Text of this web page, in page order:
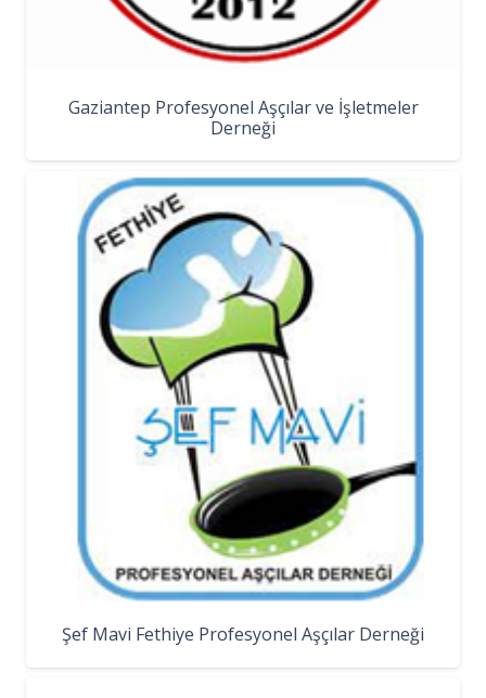
Gaziantep Profesyonel Aşçılar ve İşletmeler
Derneği
Şef Mavi Fethiye Profesyonel Aşçılar Derneği